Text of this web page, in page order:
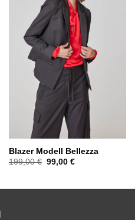
Blazer Modell Bellezza
199,00€ Ursprünglicher
99,00 €Aktueller